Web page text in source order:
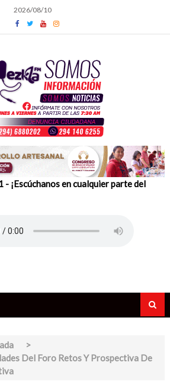
2026/08/10
¡Escúchanos en cualquier parte del
>
Del Foro Retos Y Prospectiva De